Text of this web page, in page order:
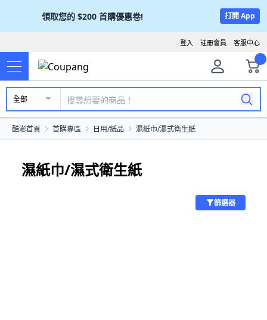
領取您的 $200 首購優惠卷! 打開 App
客服中心
註冊會員
登入
全部
酷澎首頁 首購專區 日用/紙品 濕紙巾/濕式衛生紙
濕紙巾/濕式衛生紙
篩選器